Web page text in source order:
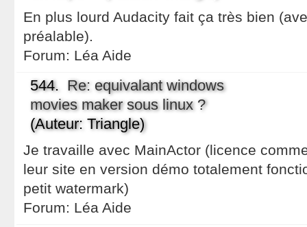
En plus lourd Audacity fait ça très bien
préalable).
Forum: Léa Aide
544. Re: equivalant windows
movies maker sous linux ?
(Auteur: Triangle)
Je travaille avec MainActor (licence
leur site en version démo totalement
petit watermark)
Forum: Léa Aide